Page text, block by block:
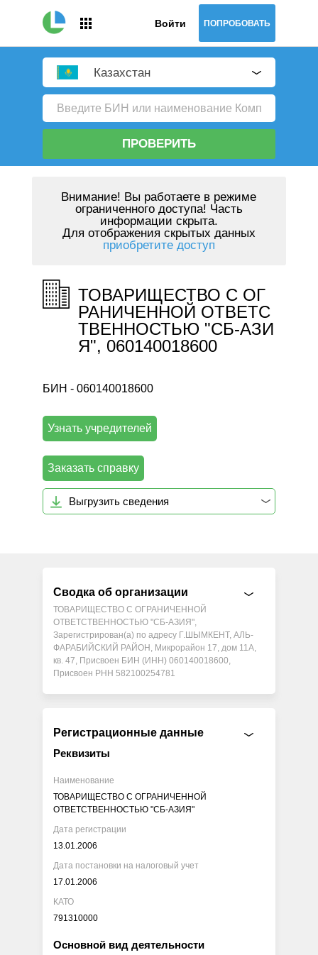
Войти ПОПРОБОВАТЬ
Казахстан
ПРОВЕРИТЬ
Внимание! Вы работаете в режиме
ограниченного доступа! Часть
информации скрыта.
Для отображения скрытых данных
приобретите доступ
ТОВАРИЩЕСТВО С ОГ
РАНИЧЕННОЙ ОТВЕТС
ТВЕННОСТЬЮ "СБ-АЗИ
Я", 060140018600
БИН - 060140018600
Узнать учредителей
Заказать справку
Выгрузить сведения
Сводка об организации
ТОВАРИЩЕСТВО С ОГРАНИЧЕННОЙ
ОТВЕТСТВЕННОСТЬЮ "СБ-АЗИЯ",
Зарегистрирован(а) по адресу Г.ШЫМКЕНТ, АЛЬ-
ФАРАБИЙСКИЙ РАЙОН, Микрорайон 17, дом 11А,
кв. 47, Присвоен БИН (ИНН) 060140018600,
Присвоен РНН 582100254781
Регистрационные данные
Реквизиты
Наименование
ТОВАРИЩЕСТВО С ОГРАНИЧЕННОЙ
ОТВЕТСТВЕННОСТЬЮ "СБ-АЗИЯ"
Дата регистрации
13.01.2006
Дата постановки на налоговый учет
17.01.2006
КАТО
791310000
Основной вид деятельности